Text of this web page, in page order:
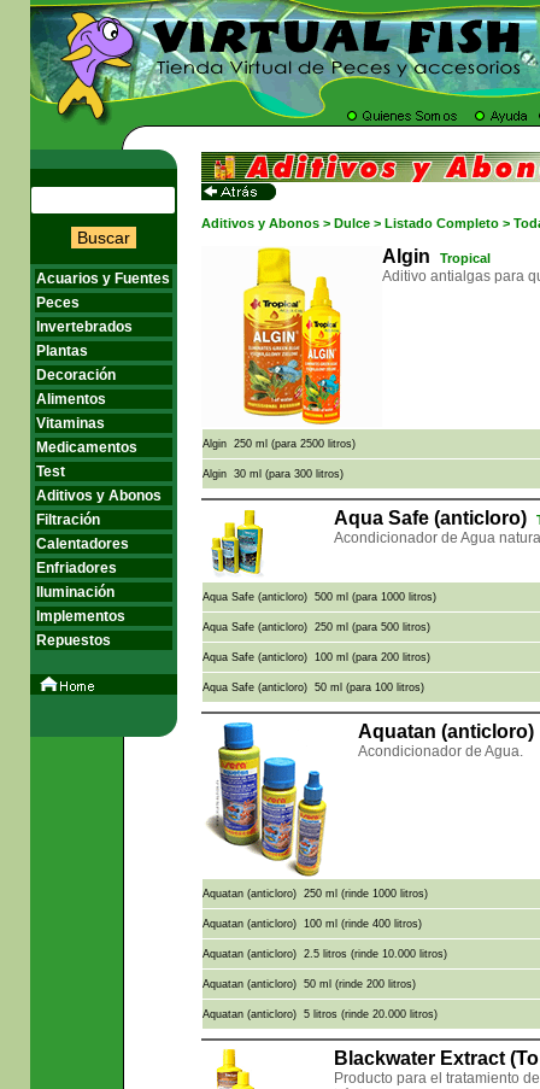
Buscar
Acuarios y Fuentes
Peces
Invertebrados
Plantas
Decoración
Alimentos
Vitaminas
Medicamentos
Test
Aditivos y Abonos
Filtración
Calentadores
Enfriadores
Iluminación
Implementos
Repuestos
Aditivos y Abonos > Dulce > Listado Completo >
Algin Tropical
Aditivo antialgas para
Algin 250 ml (para 2500 litros)
Algin 30 ml (para 300 litros)
Aqua Safe (anticloro)
Acondicionador de Agua
Aqua Safe (anticloro) 500 ml (para 1000 litros)
Aqua Safe (anticloro) 250 ml (para 500 litros)
Aqua Safe (anticloro) 100 ml (para 200 litros)
Aqua Safe (anticloro) 50 ml (para 100 litros)
Aquatan
Acondicionador de Agua.
Aquatan (anticloro) 250 ml (rinde 1000 litros)
Aquatan (anticloro) 100 ml (rinde 400 litros)
Aquatan (anticloro) 2.5 litros (rinde 10.000 litros)
Aquatan (anticloro) 50 ml (rinde 200 litros)
Aquatan (anticloro) 5 litros (rinde 20.000 litros)
Blackwater Extract
Producto para el tratamiento